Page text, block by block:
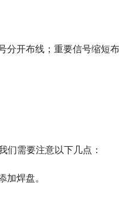
分开布线；重要信号缩短布
需要注意以下几点：
焊盘。